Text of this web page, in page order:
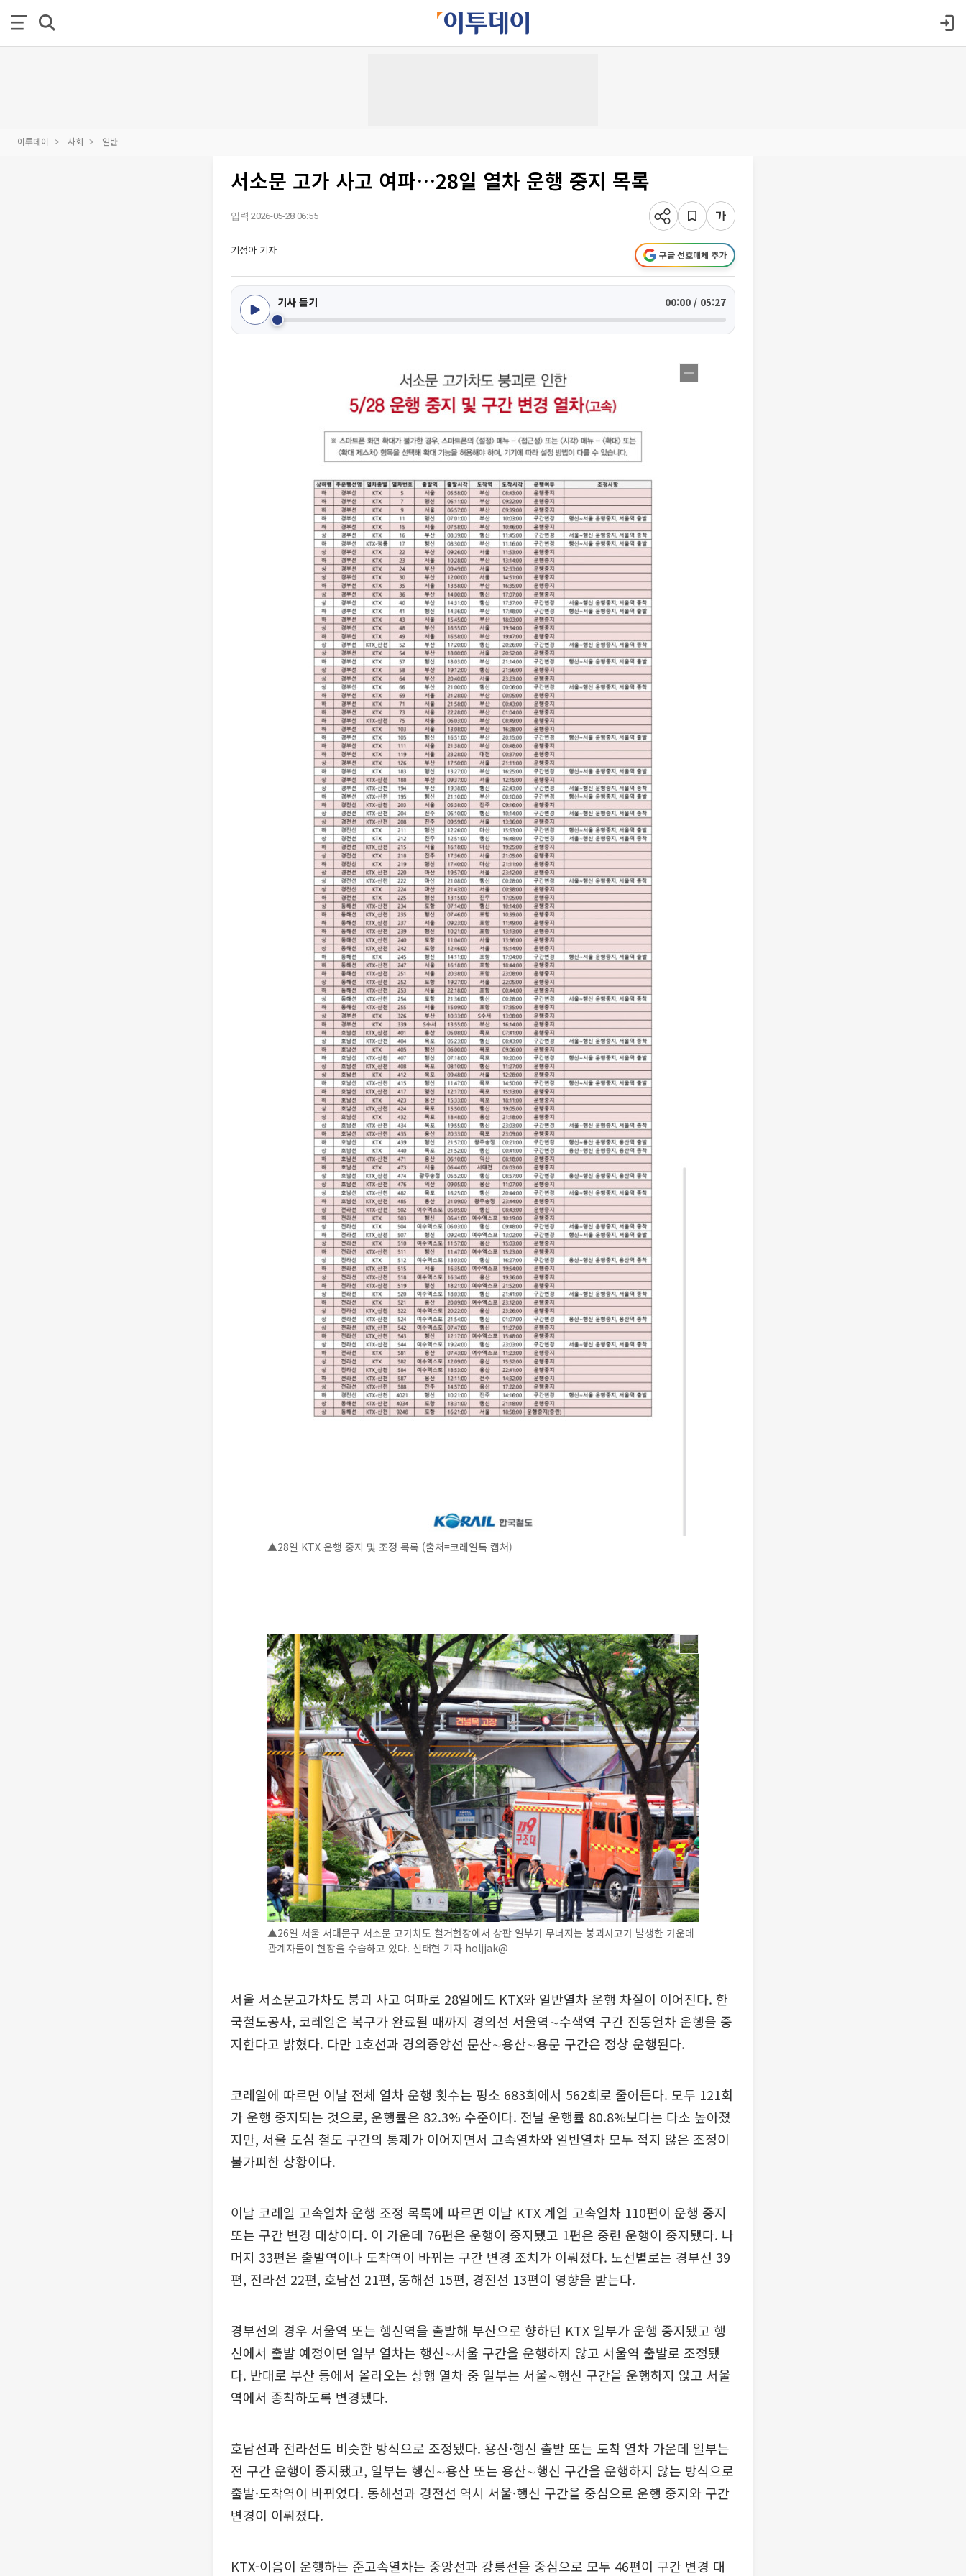
이투데이 사회 일반
서소문 고가 사고 여파…28일 열차 운행 중지 목록
입력 2026-05-28 06:55
기정아 기자 구글 선호매체 추가
기사 듣기 00:00 / 05:27
▲28일 KTX 운행 중지 및 조정 목록 (출처=코레일톡 캡처)
▲26일 서울 서대문구 서소문 고가차도 철거현장에서 상판 일부가 무너지는 붕괴사고가 발생한 가운데
관계자들이 현장을 수습하고 있다. 신태현 기자 holjjak@
서울 서소문고가차도 붕괴 사고 여파로 28일에도 KTX와 일반열차 운행 차질이 이어진다. 한
국철도공사, 코레일은 복구가 완료될 때까지 경의선 서울역∼수색역 구간 전동열차 운행을 중
지한다고 밝혔다. 다만 1호선과 경의중앙선 문산∼용산∼용문 구간은 정상 운행된다.
코레일에 따르면 이날 전체 열차 운행 횟수는 평소 683회에서 562회로 줄어든다. 모두 121회
가 운행 중지되는 것으로, 운행률은 82.3% 수준이다. 전날 운행률 80.8%보다는 다소 높아졌
지만, 서울 도심 철도 구간의 통제가 이어지면서 고속열차와 일반열차 모두 적지 않은 조정이
불가피한 상황이다.
이날 코레일 고속열차 운행 조정 목록에 따르면 이날 KTX 계열 고속열차 110편이 운행 중지
또는 구간 변경 대상이다. 이 가운데 76편은 운행이 중지됐고 1편은 중련 운행이 중지됐다. 나
머지 33편은 출발역이나 도착역이 바뀌는 구간 변경 조치가 이뤄졌다. 노선별로는 경부선 39
편, 전라선 22편, 호남선 21편, 동해선 15편, 경전선 13편이 영향을 받는다.
경부선의 경우 서울역 또는 행신역을 출발해 부산으로 향하던 KTX 일부가 운행 중지됐고 행
신에서 출발 예정이던 일부 열차는 행신∼서울 구간을 운행하지 않고 서울역 출발로 조정됐
다. 반대로 부산 등에서 올라오는 상행 열차 중 일부는 서울∼행신 구간을 운행하지 않고 서울
역에서 종착하도록 변경됐다.
호남선과 전라선도 비슷한 방식으로 조정됐다. 용산·행신 출발 또는 도착 열차 가운데 일부는
전 구간 운행이 중지됐고, 일부는 행신∼용산 또는 용산∼행신 구간을 운행하지 않는 방식으로
출발·도착역이 바뀌었다. 동해선과 경전선 역시 서울·행신 구간을 중심으로 운행 중지와 구간
변경이 이뤄졌다.
KTX-이음이 운행하는 준고속열차는 중앙선과 강릉선을 중심으로 모두 46편이 구간 변경 대